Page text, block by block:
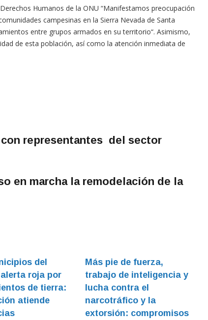
Humanos de la ONU “Manifestamos preocupación
campesinas en la Sierra Nevada de Santa
entre grupos armados en su territorio“. Asimismo,
de esta población, así como la atención inmediata de
representantes del sector
en marcha la remodelación de la
del
roja por
de tierra:
atiende
Más pie de fuerza,
trabajo de inteligencia y
lucha contra el
narcotráfico y la
extorsión: compromisos